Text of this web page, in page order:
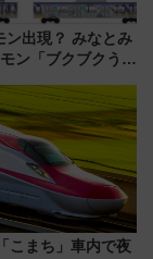
ン出現？ みなとみ
ン「ブクブクうみ
の夏は直通列車で
こまち」車内で夜